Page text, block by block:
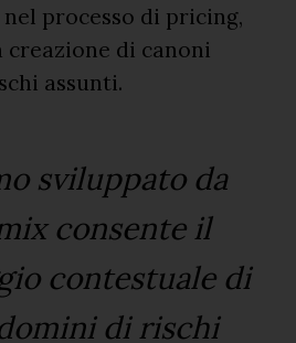
processo di pricing,
di canoni
assunti.
sviluppato da
consente il
contestuale di
di rischi